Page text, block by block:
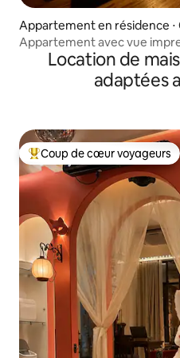
Appartement en résidence ⋅
Appartement avec vue
minutes de D1
Location de
adaptées
Coups de cœur voyageurs
Coup de cœur voyageurs